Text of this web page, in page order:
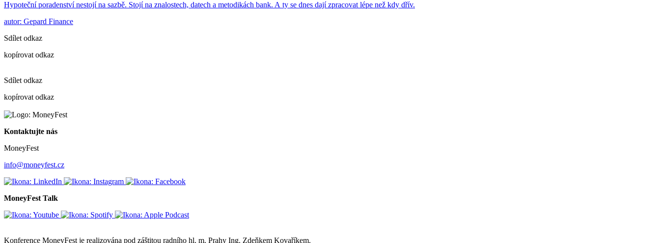
Hypoteční poradenství nestojí na sazbě. Stojí na znalostech, datech a metodikách bank. A ty se dnes dají zpracovat lépe než kdy dřív.
autor: Gepard Finance
Sdílet odkaz
kopírovat odkaz
Sdílet odkaz
kopírovat odkaz
Kontaktujte nás
MoneyFest
info@moneyfest.cz
MoneyFest Talk
Konference MoneyFest je realizována pod záštitou radního hl. m. Prahy Ing. Zdeňkem Kovaříkem.